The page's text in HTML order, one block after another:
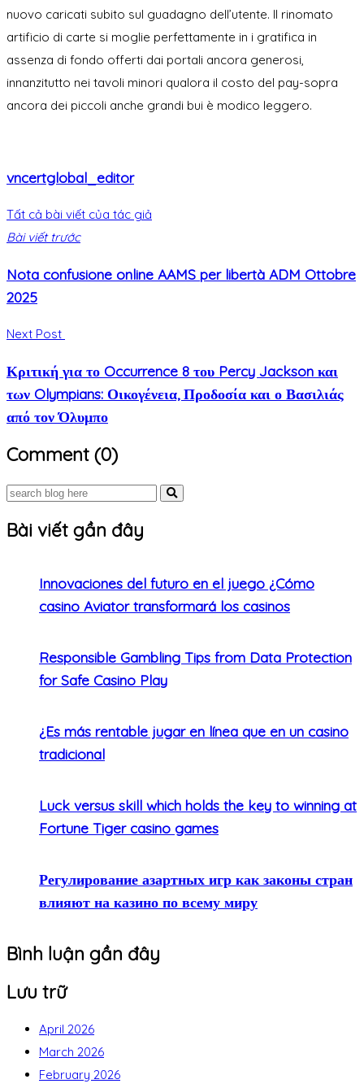
nuovo caricati subito sul guadagno dell’utente. Il rinomato
artificio di carte si moglie perfettamente in i gratifica in
assenza di fondo offerti dai portali ancora generosi,
innanzitutto nei tavoli minori qualora il costo del pay-sopra
ancora dei piccoli anche grandi bui è modico leggero.
vncertglobal_editor
Tất cả bài viết của tác giả
Bài viết trước
Nota confusione online AAMS per libertà ADM Ottobre
2025
Next Post
Κριτική για το Occurrence 8 του Percy Jackson και
των Olympians: Οικογένεια, Προδοσία και ο Βασιλιάς
από τον Όλυμπο
Comment (0)
Bài viết gần đây
Innovaciones del futuro en el juego ¿Cómo
casino Aviator transformará los casinos
Responsible Gambling Tips from Data Protection
for Safe Casino Play
¿Es más rentable jugar en línea que en un casino
tradicional
Luck versus skill which holds the key to winning at
Fortune Tiger casino games
Регулирование азартных игр как законы стран
влияют на казино по всему миру
Bình luận gần đây
Lưu trữ
April 2026
March 2026
February 2026